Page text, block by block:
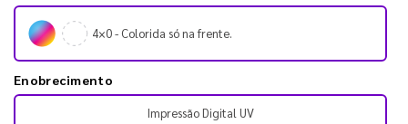
4×0 - Colorida só na frente.
Enobrecimento
Impressão Digital UV